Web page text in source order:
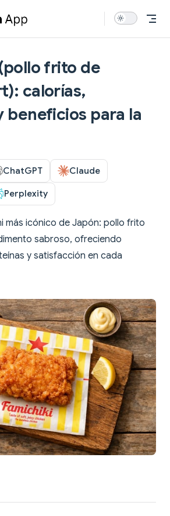
frito de
calorías,
beneficios para la
ChatGPT Claude
Perplexity
más icónico de Japón: pollo frito
sabroso, ofreciendo
y satisfacción en cada